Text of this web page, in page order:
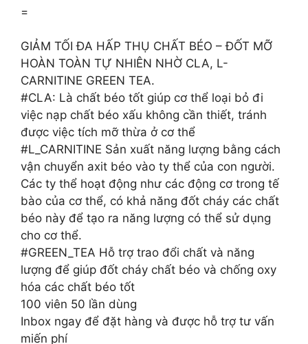
=
GIẢM TỐI ĐA HẤP THỤ CHẤT BÉO – ĐỐT MỠ
HOÀN TOÀN TỰ NHIÊN NHỜ CLA, L-
CARNITINE GREEN TEA.
#CLA: Là chất béo tốt giúp cơ thể loại bỏ đi
việc nạp chất béo xấu không cần thiết, tránh
được việc tích mỡ thừa ở cơ thể
#L_CARNITINE Sản xuất năng lượng bằng cách
vận chuyển axit béo vào ty thể của con người.
Các ty thể hoạt động như các động cơ trong tế
bào của cơ thể, có khả năng đốt cháy các chất
béo này để tạo ra năng lượng có thể sử dụng
cho cơ thể.
#GREEN_TEA Hỗ trợ trao đổi chất và năng
lượng để giúp đốt cháy chất béo và chống oxy
hóa các chất béo tốt
100 viên 50 lần dùng
Inbox ngay để đặt hàng và được hỗ trợ tư vấn
miến phí